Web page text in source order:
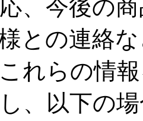
、今後の
との連絡
れらの情
、以下の